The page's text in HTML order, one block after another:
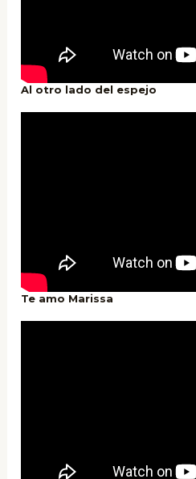
Al otro lado del espejo
Te amo Marissa